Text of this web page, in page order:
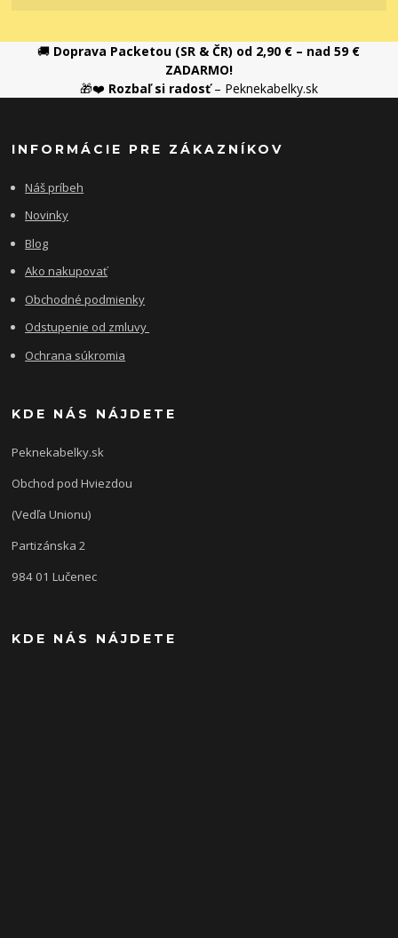
🚚 Doprava Packetou (SR & ČR) od 2,90 € – nad 59 €
ZADARMO!
🎁❤️ Rozbaľ si radosť– Peknekabelky.sk
INFORMÁCIE PRE ZÁKAZNÍKOV
Náš príbeh
Novinky
Blog
Ako nakupovať
Obchodné podmienky
Odstupenie od zmluvy
Ochrana súkromia
KDE NÁS NÁJDETE
Peknekabelky.sk
Obchod pod Hviezdou
(Vedľa Unionu)
Partizánska 2
984 01 Lučenec
KDE NÁS NÁJDETE